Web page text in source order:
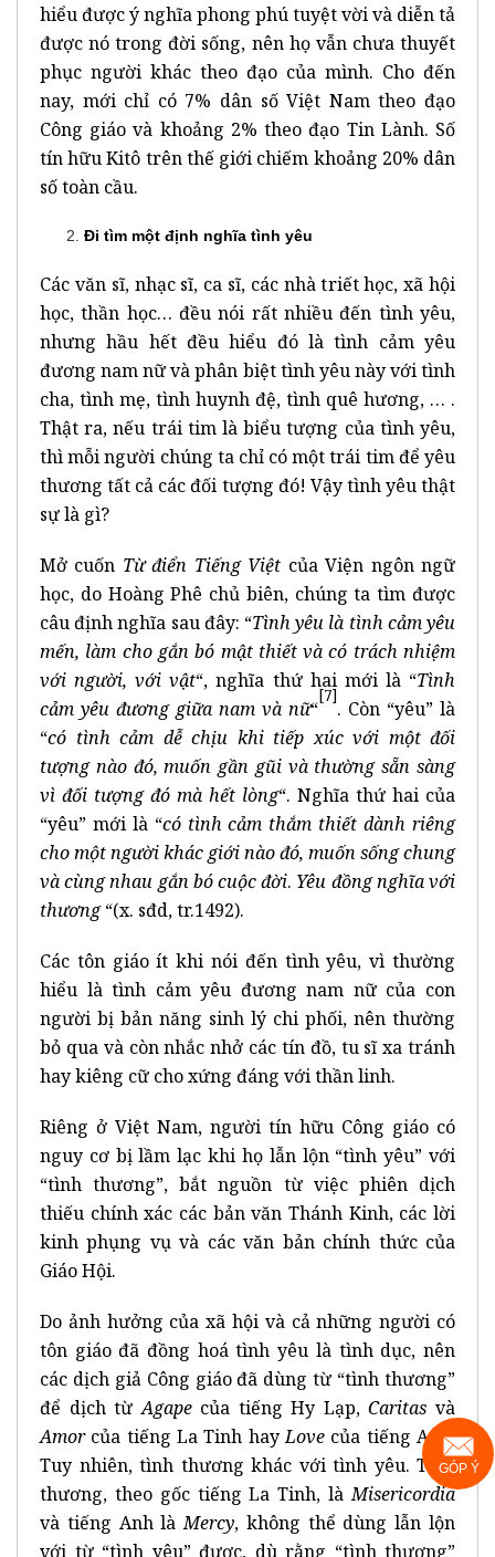
hiểu được ý nghĩa phong phú tuyệt vời và diễn tả
được nó trong đời sống, nên họ vẫn chưa thuyết
phục người khác theo đạo của mình. Cho đến
nay, mới chỉ có 7% dân số Việt Nam theo đạo
Công giáo và khoảng 2% theo đạo Tin Lành. Số
tín hữu Kitô trên thế giới chiếm khoảng 20% dân
số toàn cầu.
Đi tìm một định nghĩa tình yêu
Các văn sĩ, nhạc sĩ, ca sĩ, các nhà triết học, xã hội
học, thần học… đều nói rất nhiều đến tình yêu,
nhưng hầu hết đều hiểu đó là tình cảm yêu
đương nam nữ và phân biệt tình yêu này với tình
cha, tình mẹ, tình huynh đệ, tình quê hương, … .
Thật ra, nếu trái tim là biểu tượng của tình yêu,
thì mỗi người chúng ta chỉ có một trái tim để yêu
thương tất cả các đối tượng đó! Vậy tình yêu thật
sự là gì?
Mở cuốn Từ điển Tiếng Việt của Viện ngôn ngữ
học, do Hoàng Phê chủ biên, chúng ta tìm được
câu định nghĩa sau đây: “Tình yêu là tình cảm yêu
mến, làm cho gắn bó mật thiết và có trách nhiệm
với người, với vật“, nghĩa thứ hai mới là “Tình
cảm yêu đương giữa nam và nữ“
[7]
. Còn “yêu” là
“có tình cảm dễ chịu khi tiếp xúc với một đối
tượng nào đó, muốn gần gũi và thường sẵn sàng
vì đối tượng đó mà hết lòng“. Nghĩa thứ hai của
“yêu” mới là “có tình cảm thắm thiết dành riêng
cho một người khác giới nào đó, muốn sống chung
và cùng nhau gắn bó cuộc đời. Yêu đồng nghĩa với
thương“(x. sđd, tr.1492).
Các tôn giáo ít khi nói đến tình yêu, vì thường
hiểu là tình cảm yêu đương nam nữ của con
người bị bản năng sinh lý chi phối, nên thường
bỏ qua và còn nhắc nhở các tín đồ, tu sĩ xa tránh
hay kiêng cữ cho xứng đáng với thần linh.
Riêng ở Việt Nam, người tín hữu Công giáo có
nguy cơ bị lầm lạc khi họ lẫn lộn “tình yêu” với
“tình thương”, bắt nguồn từ việc phiên dịch
thiếu chính xác các bản văn Thánh Kinh, các lời
kinh phụng vụ và các văn bản chính thức của
Giáo Hội.
Do ảnh hưởng của xã hội và cả những người có
tôn giáo đã đồng hoá tình yêu là tình dục, nên
các dịch giả Công giáo đã dùng từ “tình thương”
để dịch từAgapecủa tiếng Hy Lạp,Caritas và
Amorcủa tiếng La Tinh hayLove của tiếng Anh.
Tuy nhiên, tình thương khác với tình yêu. Tình
thương, theo gốc tiếng La Tinh, làMisericordia
và tiếng Anh làMercy, không thể dùng lẫn lộn
với từ “tình yêu” được, dù rằng “tình thương”
GÓP Ý